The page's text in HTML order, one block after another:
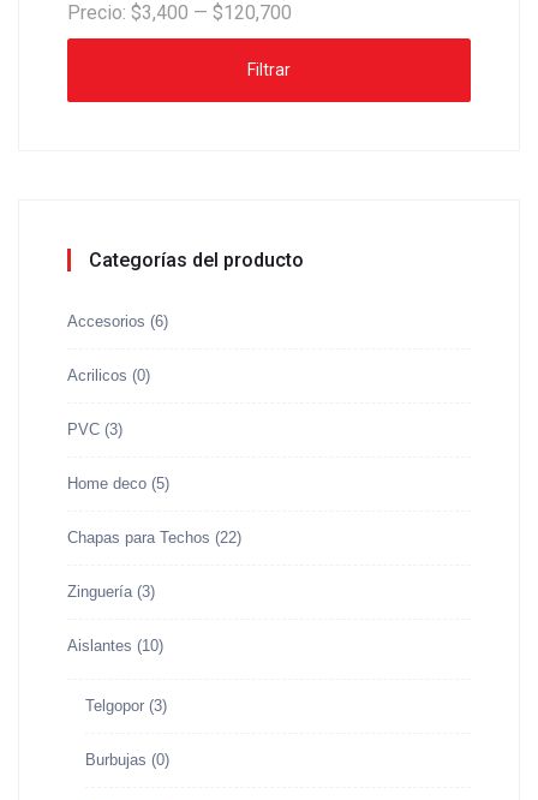
Filtrar
Precio: $3,400 — $120,700
Categorías del producto
Accesorios (6)
Acrilicos (0)
PVC (3)
Home deco (5)
Chapas para Techos (22)
Zinguería (3)
Aislantes (10)
Telgopor (3)
Burbujas (0)